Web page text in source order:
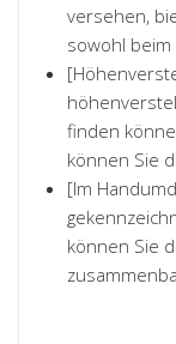
versehen,
sowohl beim
finden
können Sie
[Im
können Sie